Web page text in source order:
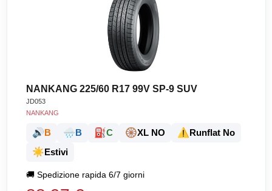
NANKANG 225/60 R17 99V SP-9 SUV
JD053
NANKANG
🔊B 🌧️B ⛽C 🛞XL NO ⚠️Runflat No
☀️Estivi
🚚Spedizione rapida 6/7 giorni